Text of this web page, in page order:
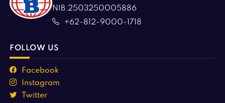
NIB.2503250005886
+62-812-9000-1718
FOLLOW US
Facebook
Instagram
Twitter